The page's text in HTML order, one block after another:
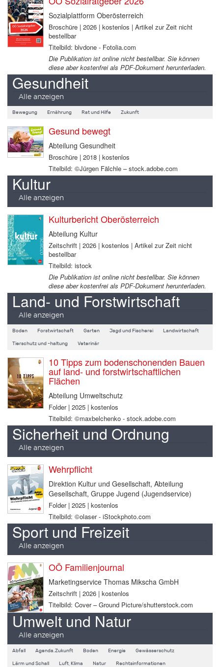
Sozialplattform Oberösterreich
Broschüre | 2026 | kostenlos | Artikel zur Zeit nicht
bestellbar
Titelbild: blvdone - Fotolia.com
Die Publikation ist online nicht bestellbar. Sie können
diese aber kostenfrei als PDF-Dokument herunterladen.
Gesundheit
Alle anzeigen
Bewegung Ernährung Rat und Hilfe Zukunft
Gesund bewegt
Abteilung Gesundheit
Broschüre | 2018 | kostenlos
Titelbild: ©Jürgen Fälchle – stock.adobe.com
Kultur
Alle anzeigen
Kulturbericht Oberösterreich
Abteilung Kultur
Zeitschrift | 2026 | kostenlos | Artikel zur Zeit nicht
bestellbar
Titelbild: istock
Die Publikation ist online nicht bestellbar. Sie können
diese aber kostenfrei als PDF-Dokument herunterladen.
Land- und Forstwirtschaft
Alle anzeigen
Boden Forstwirtschaft Garten Jagd und Fischerei Landwirtschaft
Tierschutz und -haltung Veterinär
10 Tipps zum bodenschonenden Bauen
auf land- und forstwirtschaftlichen
Flächen
Abteilung Umweltschutz
Folder | 2025 | kostenlos
Titelbild: ©maxbelchenko - stock.adobe.com
Sicherheit und Ordnung
Alle anzeigen
Wehrpflicht
Direktion Kultur und Gesellschaft, Abteilung
Gesellschaft, Gruppe Jugend (Jugendservice)
Folder | 2025 | kostenlos
Titelbild: ©olaser - iStockphoto.com
Sport und Freizeit
Alle anzeigen
OÖ Familienjournal
Marketingservice Thomas Mikscha GmbH
Zeitschrift | 2026 | kostenlos
Titelbild: Cover – Ground Picture/shutterstock.com
Umwelt und Natur
Alle anzeigen
Abfall Agenda.Zukunft Boden Energie Gewässerschutz
Lärm und Schall Luft, Klima Natur Rechtsinformationen